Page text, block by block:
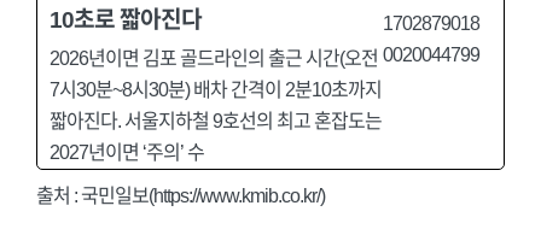
10초로 짧아진다
2026년이면 김포 골드라인의 출근 시간(오전
7시30분~8시30분) 배차 간격이 2분10초까지
짧아진다. 서울지하철 9호선의 최고 혼잡도는
2027년이면 ‘주의’ 수
출처 : 국민일보(https://www.kmib.co.kr/)